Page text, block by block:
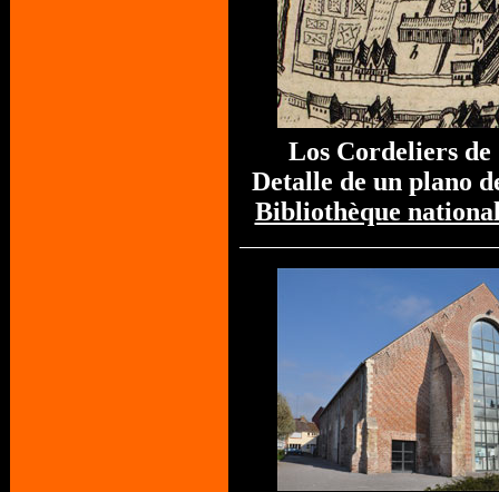
Los Cordeliers
Detalle de un plano
Bibliothèque